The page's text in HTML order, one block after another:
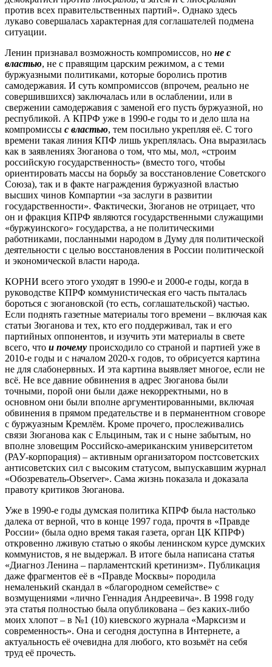
против всех правительственных партий». Однако здесь
лукаво совершалась характерная для соглашателей подмена
ситуации.
Ленин признавал возможность компромиссов, но не с
властью, не с правящим царским режимом, а с теми
буржуазными политиками, которые боролись против
самодержавия. И суть компромиссов (впрочем, реально не
совершившихся) заключалась или в ослаблении, или в
свержении самодержавия с заменой его пусть буржуазной, но
республикой. А КПРФ уже в 1990-е годы то и дело шла на
компромиссы с властью, тем посильно укрепляя её. С того
времени такая линия КПФ лишь укреплялась. Она выразилась
как в заявлениях Зюганова о том, что мы, мол, «строим
российскую государственность» (вместо того, чтобы
ориентировать массы на борьбу за восстановление Советского
Союза), так и в факте награждения буржуазной властью
высших чинов Компартии «за заслуги в развитии
государственности». Фактически, Зюганов не отрицает, что
он и фракция КПРФ являются государственными служащими
«буржуинского» государства, а не политическими
работниками, посланными народом в Думу для политической
деятельности с целью восстановления в России политической
и экономической власти народа.
КОРНИ всего этого уходят в 1990-е и 2000-е годы, когда в
руководстве КПРФ коммунистическая его часть пыталась
бороться с зюгановской (то есть, соглашательской) частью.
Если поднять газетные материалы того времени – включая как
статьи Зюганова и тех, кто его поддерживал, так и его
партийных оппонентов, и изучить эти материалы в свете
всего, что и почему происходило со страной и партией уже в
2010-е годы и с началом 2020-х годов, то обрисуется картина
не для слабонервных. И эта картина выявляет многое, если не
всё. Не все давние обвинения в адрес Зюганова были
точными, порой они были даже некорректными, но в
основном они были вполне аргументированными, включая
обвинения в прямом предательстве и в перманентном сговоре
с буржуазным Кремлём. Кроме прочего, прослеживались
связи Зюганова как с Ельциным, так и с ныне забытым, но
вполне зловещим Российско-американским университетом
(РАУ-корпорация) – активным организатором постсоветских
антисоветских сил с высоким статусом, выпускавшим журнал
«Обозреватель-Observer». Сама жизнь показала и доказала
правоту критиков Зюганова.
Уже в 1990-е годы думская политика КПРФ была настолько
далека от верной, что в конце 1997 года, прочтя в «Правде
России» (была одно время такая газета, орган ЦК КПРФ)
откровенно лживую статью о якобы ленинском курсе думских
коммунистов, я не выдержал. В итоге была написана статья
«Диагноз Ленина – парламентский кретинизм». Публикация
даже фрагментов её в «Правде Москвы» породила
немаленький скандал в «благородном семействе» с
возмущениями «лично Геннадия Андреевича». В 1998 году
эта статья полностью была опубликована – без каких-либо
моих хлопот – в №1 (10) киевского журнала «Марксизм и
современность». Она и сегодня доступна в Интернете, а
актуальность её очевидна для любого, кто возьмёт на себя
труд её прочесть.